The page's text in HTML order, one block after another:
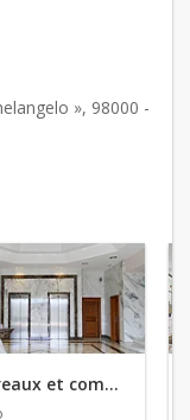
», 98000 -
20 bureaux et commerces en vente